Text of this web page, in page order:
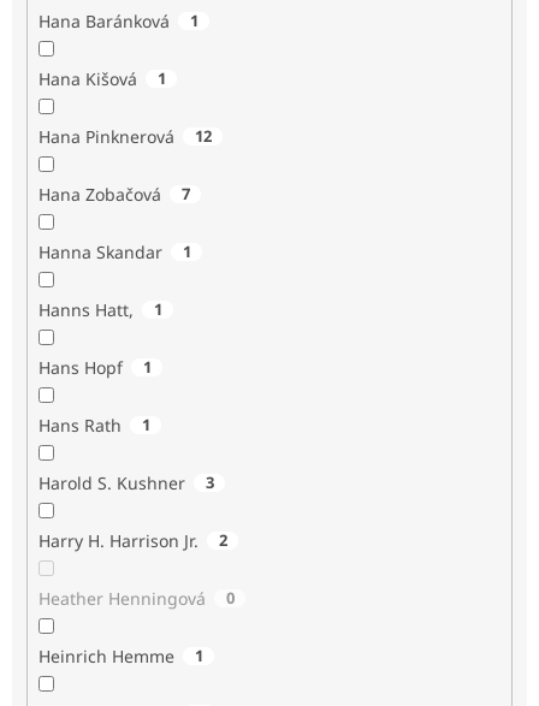
Hana Baránková 1
Hana Kišová 1
Hana Pinknerová 12
Hana Zobačová 7
Hanna Skandar 1
Hanns Hatt, 1
Hans Hopf 1
Hans Rath 1
Harold S. Kushner 3
Harry H. Harrison Jr. 2
Heather Henningová 0
Heinrich Hemme 1